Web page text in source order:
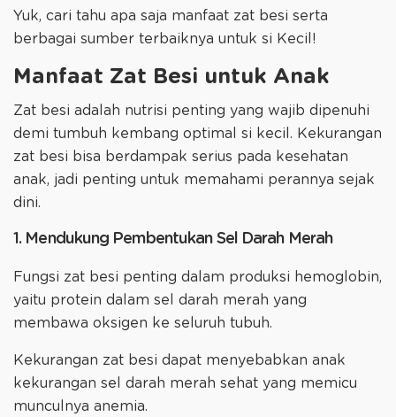
Yuk, cari tahu apa saja manfaat zat besi serta
berbagai sumber terbaiknya untuk si Kecil!
Manfaat Zat Besi untuk Anak
Zat besi adalah nutrisi penting yang wajib dipenuhi
demi tumbuh kembang optimal si kecil. Kekurangan
zat besi bisa berdampak serius pada kesehatan
anak, jadi penting untuk memahami perannya sejak
dini.
1. Mendukung Pembentukan Sel Darah Merah
Fungsi zat besi penting dalam produksi hemoglobin,
yaitu protein dalam sel darah merah yang
membawa oksigen ke seluruh tubuh.
Kekurangan zat besi dapat menyebabkan anak
kekurangan sel darah merah sehat yang memicu
munculnya anemia.